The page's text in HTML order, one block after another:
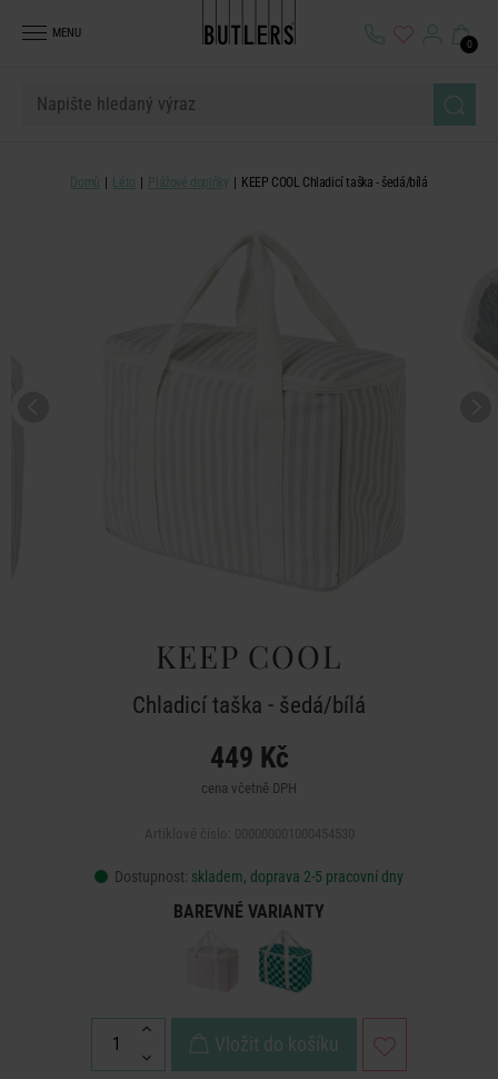
MENU
0
Domů Léto Plážové doplňky KEEP COOL Chladicí taška - šedá/bílá
KEEP COOL
Chladicí taška - šedá/bílá
449 Kč
cena včetně DPH
Dostupnost: skladem, doprava 2-5 pracovní dny
BAREVNÉ VARIANTY
Vložit do košíku